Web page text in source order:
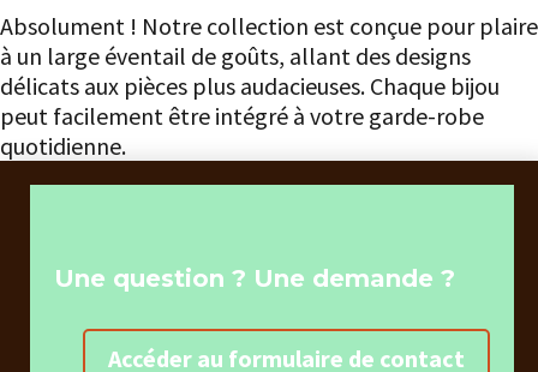
Absolument ! Notre collection est conçue pour plaire
à un large éventail de goûts, allant des designs
délicats aux pièces plus audacieuses. Chaque bijou
peut facilement être intégré à votre garde-robe
quotidienne.
Une question ? Une demande ?
Accéder au formulaire de contact